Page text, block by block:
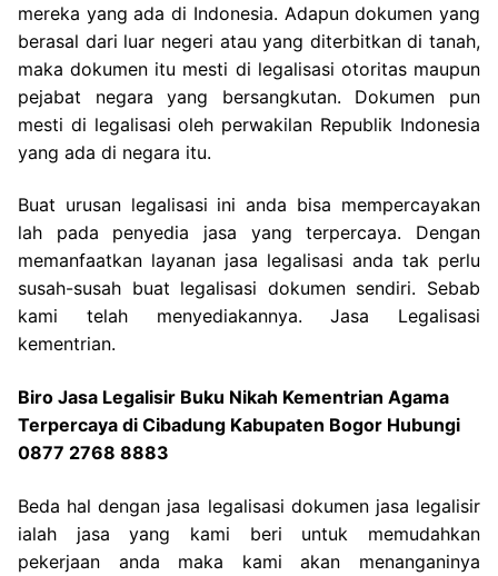
mereka yang ada di Indonesia. Adapun dokumen yang
berasal dari luar negeri atau yang diterbitkan di tanah,
maka dokumen itu mesti di legalisasi otoritas maupun
pejabat negara yang bersangkutan. Dokumen pun
mesti di legalisasi oleh perwakilan Republik Indonesia
yang ada di negara itu.
Buat urusan legalisasi ini anda bisa mempercayakan
lah pada penyedia jasa yang terpercaya. Dengan
memanfaatkan layanan jasa legalisasi anda tak perlu
susah-susah buat legalisasi dokumen sendiri. Sebab
kami telah menyediakannya. Jasa Legalisasi
kementrian.
Biro Jasa Legalisir Buku Nikah Kementrian Agama
Terpercaya di Cibadung Kabupaten Bogor Hubungi
0877 2768 8883
Beda hal dengan jasa legalisasi dokumen jasa legalisir
ialah jasa yang kami beri untuk memudahkan
pekerjaan anda maka kami akan menanganinya